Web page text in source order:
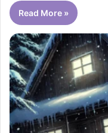
Read More »